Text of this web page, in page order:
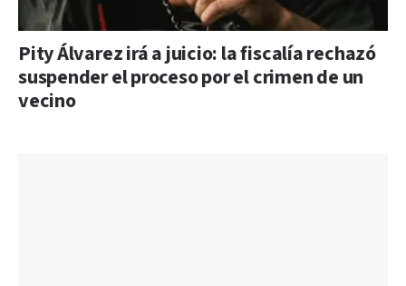
Pity Álvarez irá a juicio: la fiscalía rechazó
suspender el proceso por el crimen de un
vecino